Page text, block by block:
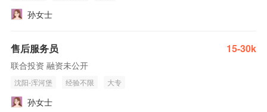
孙女士
售后服务员 15-30k
联合投资 融资未公开
沈阳-浑河堡 经验不限 大专
孙女士